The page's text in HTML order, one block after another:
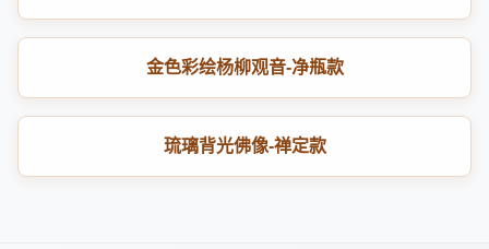
金色彩绘杨柳观音-净瓶款
琉璃背光佛像-禅定款